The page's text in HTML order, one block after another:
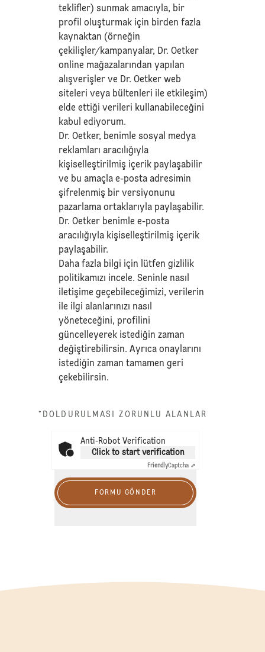
teklifler) sunmak amacıyla, bir
profil oluşturmak için birden fazla
kaynaktan (örneğin
çekilişler/kampanyalar, Dr. Oetker
online mağazalarından yapılan
alışverişler ve Dr. Oetker web
siteleri veya bültenleri ile etkileşim)
elde ettiği verileri kullanabileceğini
kabul ediyorum.
Dr. Oetker, benimle sosyal medya
reklamları aracılığıyla
kişiselleştirilmiş içerik paylaşabilir
ve bu amaçla e-posta adresimin
şifrelenmiş bir versiyonunu
pazarlama ortaklarıyla paylaşabilir.
Dr. Oetker benimle e-posta
aracılığıyla kişiselleştirilmiş içerik
paylaşabilir.
Daha fazla bilgi için lütfengizlilik
politikamızı incele. Seninle nasıl
iletişime geçebileceğimizi, verilerin
ile ilgi alanlarınızı nasıl
yöneteceğini, profilini
güncelleyerek istediğin zaman
değiştirebilirsin. Ayrıca onaylarını
istediğin zaman tamamen geri
çekebilirsin.
*DOLDURULMASI ZORUNLU ALANLAR
Anti-Robot Verification
Click to start verification
FriendlyCaptcha ⇗
FORMU GÖNDER